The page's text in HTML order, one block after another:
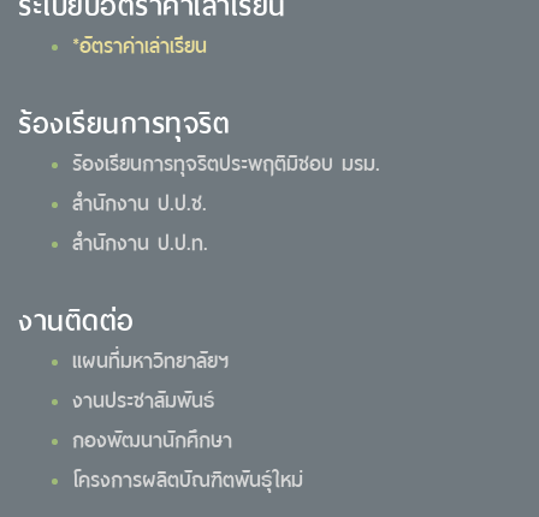
*อัตราค่าเล่าเรียน
ร้องเรียนการทุจริต
ร้องเรียนการทุจริตประพฤติมิชอบ มรม.
สำนักงาน ป.ป.ช.
สำนักงาน ป.ป.ท.
งานติดต่อ
แผนที่มหาวิทยาลัยฯ
งานประชาสัมพันธ์
กองพัฒนานักศึกษา
โครงการผลิตบัณฑิตพันธุ์ใหม่